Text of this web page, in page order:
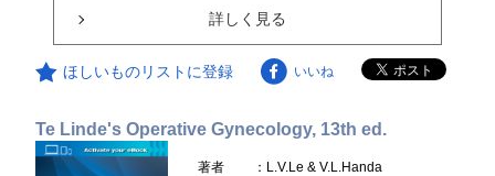
詳しく見る
ほしいものリストに登録 いいね
Te Linde's Operative Gynecology, 13th ed.
著者
：L.V.Le & V.L.Handa